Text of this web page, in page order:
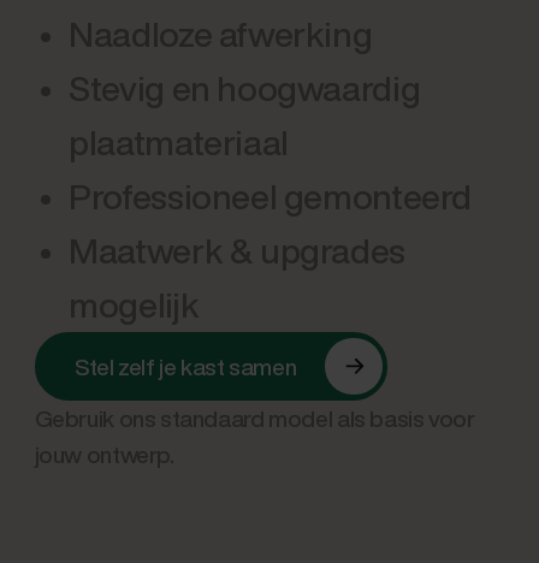
Naadloze afwerking
Stevig en hoogwaardig
plaatmateriaal
Professioneel gemonteerd
Maatwerk & upgrades
mogelijk
Stel zelf je kast samen
Gebruik ons standaard model als basis voor
jouw ontwerp.